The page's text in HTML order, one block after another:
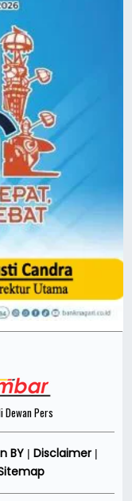
Dewan Pers
BY| Disclaimer|